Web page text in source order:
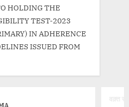
HOLDING THE
TEST-2023
IN ADHERENCE
ISSUED FROM